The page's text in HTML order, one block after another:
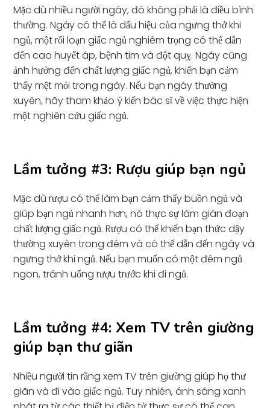
Mặc dù nhiều người ngáy, đó không phải là điều bình
thường. Ngáy có thể là dấu hiệu của ngưng thở khi
ngủ, một rối loạn giấc ngủ nghiêm trọng có thể dẫn
đến cao huyết áp, bệnh tim và đột quỵ. Ngáy cũng
ảnh hưởng đến chất lượng giấc ngủ, khiến bạn cảm
thấy mệt mỏi trong ngày. Nếu bạn ngáy thường
xuyên, hãy tham khảo ý kiến bác sĩ về việc thực hiện
một nghiên cứu giấc ngủ.
Lầm tưởng #3: Rượu giúp bạn ngủ
Mặc dù rượu có thể làm bạn cảm thấy buồn ngủ và
giúp bạn ngủ nhanh hơn, nó thực sự làm gián đoạn
chất lượng giấc ngủ. Rượu có thể khiến bạn thức dậy
thường xuyên trong đêm và có thể dẫn đến ngáy và
ngưng thở khi ngủ. Nếu bạn muốn có một đêm ngủ
ngon, tránh uống rượu trước khi đi ngủ.
Lầm tưởng #4: Xem TV trên giường
giúp bạn thư giãn
Nhiều người tin rằng xem TV trên giường giúp họ thư
giãn và đi vào giấc ngủ. Tuy nhiên, ánh sáng xanh